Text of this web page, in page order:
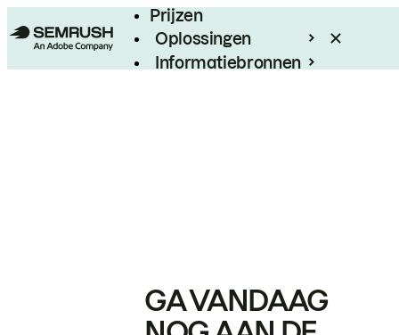
Prijzen
Oplossingen
Informatiebronnen
GA VANDAAG